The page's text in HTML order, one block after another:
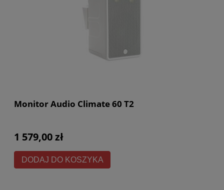
Monitor Audio Climate 60 T2
1 579,00 zł
DODAJ DO KOSZYKA